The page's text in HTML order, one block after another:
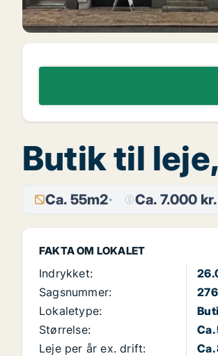
Butik til
Ca. 55m2 Ca. 7.000 kr.
FAKTA OM LOKALET
Indrykket:
Sagsnummer:
Lokaletype:
Størrelse:
Ca.
Leje per år ex. drift: